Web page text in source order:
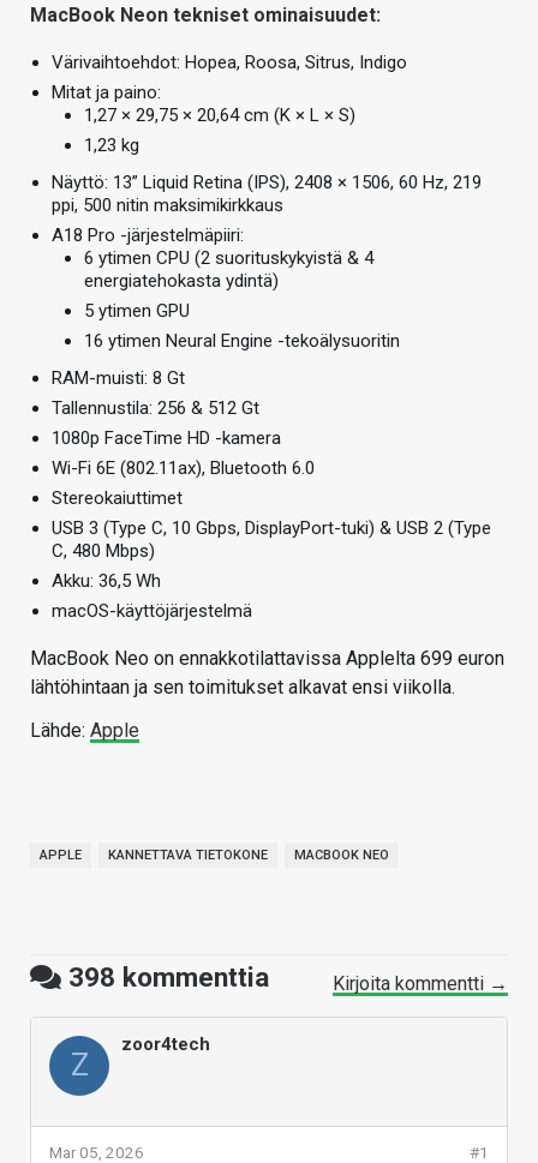
MacBook Neon tekniset ominaisuudet:
Värivaihtoehdot: Hopea, Roosa, Sitrus, Indigo
Mitat ja paino:
1,27 × 29,75 × 20,64 cm (K × L × S)
1,23 kg
Näyttö: 13” Liquid Retina (IPS), 2408 × 1506, 60 Hz, 219
ppi, 500 nitin maksimikirkkaus
A18 Pro -järjestelmäpiiri:
6 ytimen CPU (2 suorituskykyistä & 4
energiatehokasta ydintä)
5 ytimen GPU
16 ytimen Neural Engine -tekoälysuoritin
RAM-muisti: 8 Gt
Tallennustila: 256 & 512 Gt
1080p FaceTime HD -kamera
Wi-Fi 6E (802.11ax), Bluetooth 6.0
Stereokaiuttimet
USB 3 (Type C, 10 Gbps, DisplayPort-tuki) & USB 2 (Type
C, 480 Mbps)
Akku: 36,5 Wh
macOS-käyttöjärjestelmä
MacBook Neo on ennakkotilattavissa Applelta 699 euron
lähtöhintaan ja sen toimitukset alkavat ensi viikolla.
Lähde: Apple
APPLE KANNETTAVA TIETOKONE MACBOOK NEO
398 kommenttia Kirjoita kommentti →
Z
zoor4tech
#1
Mar 05, 2026